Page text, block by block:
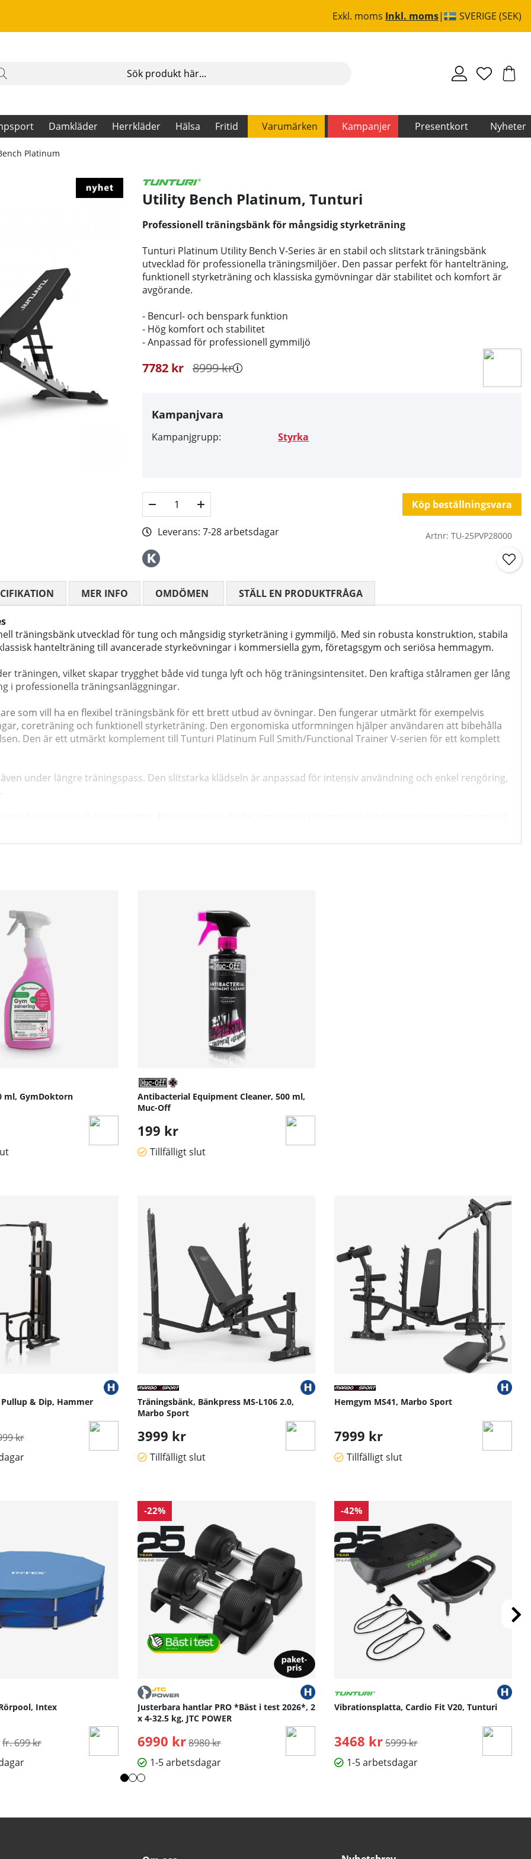
Exkl. moms Inkl. moms SVERIGE (SEK)
Damkläder Herrkläder Hälsa Fritid Varumärken Kampanjer Presentkort Nyheter
Platinum
Utility Bench Platinum, Tunturi
Professionell träningsbänk för mångsidig styrketräning
Tunturi Platinum Utility Bench V-Series är en stabil och slitstark träningsbänk
utvecklad för professionella träningsmiljöer. Den passar perfekt för hantelträning,
funktionell styrketräning och klassiska gymövningar där stabilitet och komfort är
avgörande.
- Bencurl- och benspark funktion
- Hög komfort och stabilitet
- Anpassad för professionell gymmiljö
8999kr
7782 kr
Kampanjvara
Kampanjgrupp: Styrka
Köp beställningsvara
Leverans: 7-28 arbetsdagar Artnr: TU-25PVP28000
träningsbänk utvecklad för tung och mångsidig styrketräning i gymmiljö. Med sin robusta konstruktion, stabila
hantelträning till avancerade styrkeövningar i kommersiella gym, företagsgym och seriösa hemmagym.
träningen, vilket skapar trygghet både vid tunga lyft och hög träningsintensitet. Den kraftiga stålramen ger lång
i professionella träningsanläggningar.
som vill ha en flexibel träningsbänk för ett brett utbud av övningar. Den fungerar utmärkt för exempelvis
coreträning och funktionell styrketräning. Den ergonomiska utformningen hjälper användaren att bibehålla
Den är ett utmärkt komplement till Tunturi Platinum Full Smith/Functional Trainer V-serien för ett komplett
under längre träningspass. Den slitstarka klädseln är anpassad för intensiv användning och enkel rengöring,
stabil träningsupplevelse för både nybörjare och avancerade användare.
MER INFO OMDÖMEN MEDELBETYG 0 AV 5 ANTAL BETYG 0
STÄLL EN PRODUKTFRÅGA
ml, GymDoktorn
Antibacterial Equipment Cleaner, 500 ml,
Muc-Off
199 kr
Tillfälligt slut
& Dip, Hammer
pris:
kr
Träningsbänk, Bänkpress MS-L106 2.0,
Marbo Sport
3999 kr
Tillfälligt slut
Hemgym MS41, Marbo Sport
7999 kr
Tillfälligt slut
Intex
Ordinarie pris:
fr. 699 kr
-22%
Justerbara hantlar PRO *Bäst i test 2026*, 2
x 4-32.5 kg, JTC POWER
6990 kr Ordinarie pris:
8980 kr
1-5 arbetsdagar
-42%
Vibrationsplatta, Cardio Fit V20, Tunturi
3468 kr Ordinarie pris:
5999 kr
1-5 arbetsdagar